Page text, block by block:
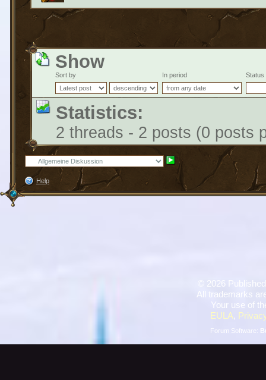
Show
Sort by In period Status
Statistics:
2 threads - 2 posts (0 posts
Help
2026
All trademarks
Your use of
EULA,
Forum Software: